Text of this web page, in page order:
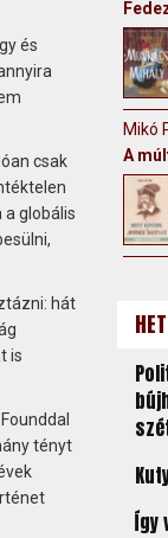
és
csak
globális
hát
is
tényt
Mikó
A
Így